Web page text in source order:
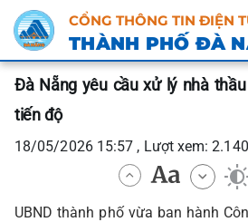
CỔNG THÔNG TIN ĐIỆN
THÀNH PHỐ ĐÀ
Đà Nẵng yêu cầu xử lý nhà
tiến độ
18/05/2026 15:57 , Lượt xem: 2.140
UBND thành phố vừa ban hành